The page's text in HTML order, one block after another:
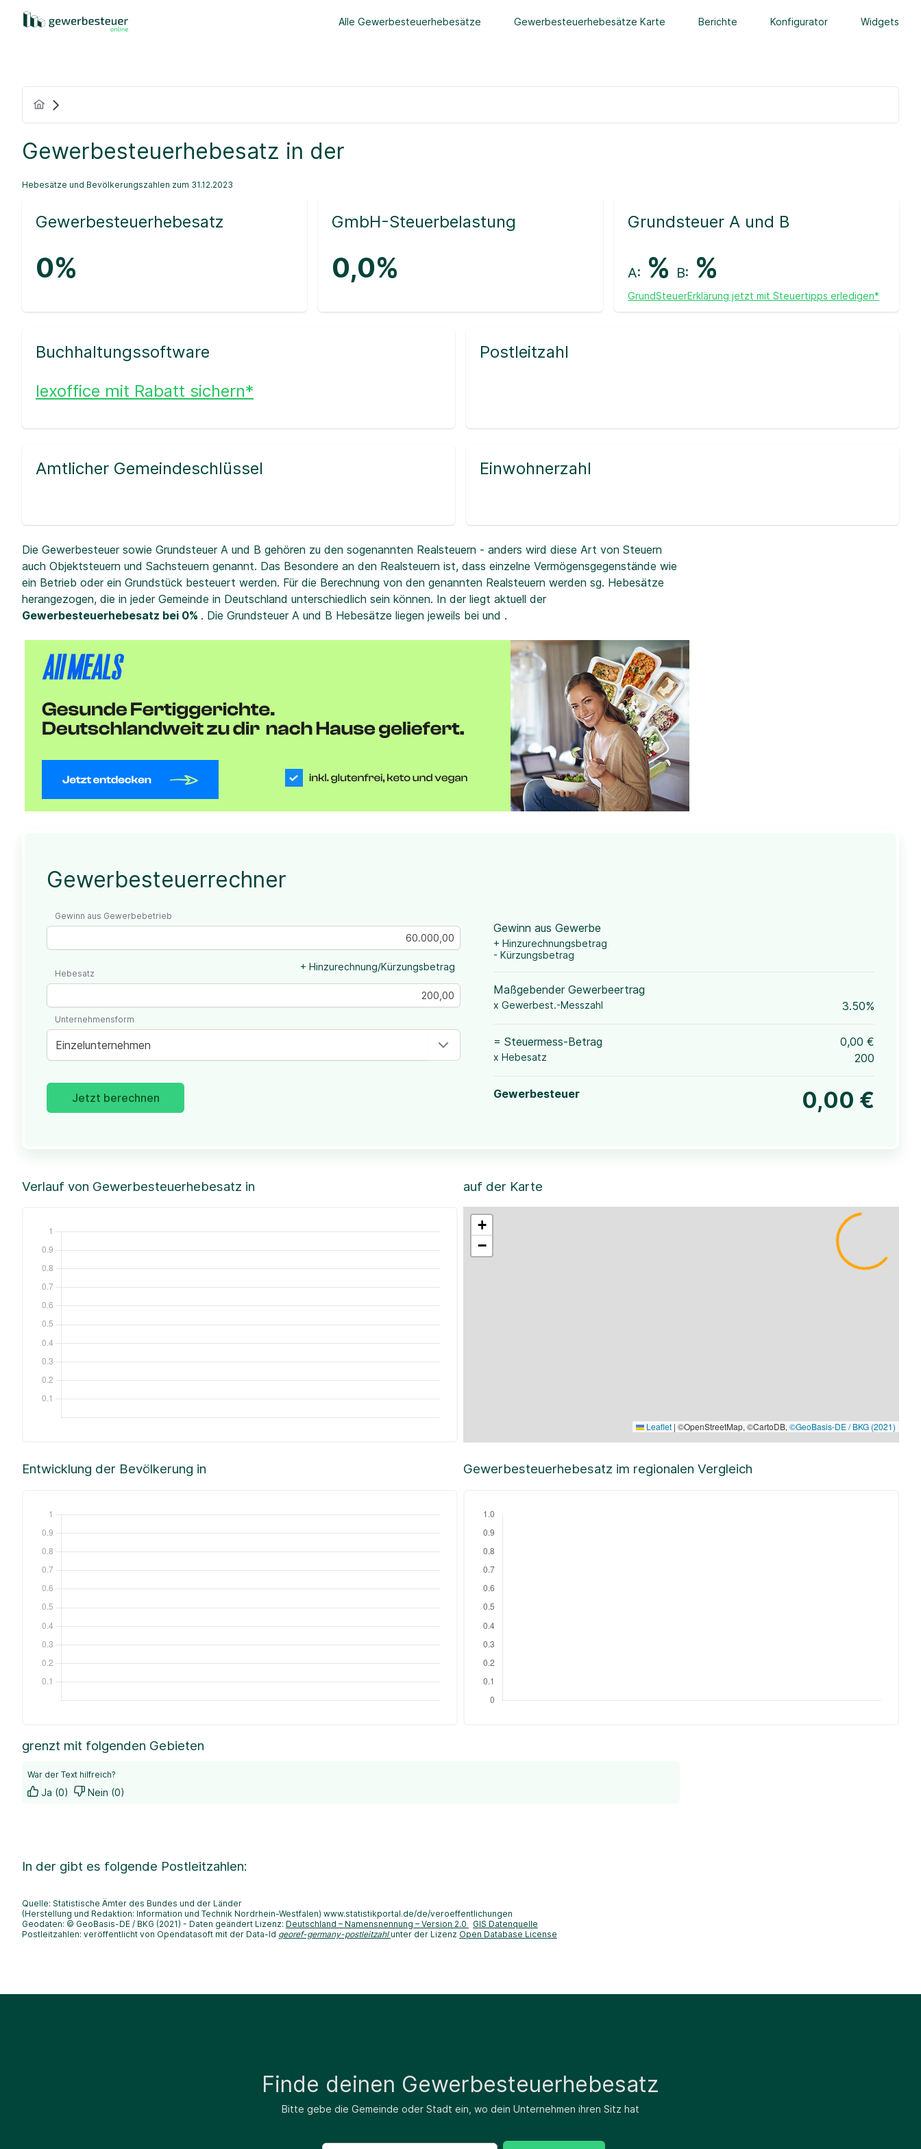
Alle Gewerbesteuerhebesätze Gewerbesteuerhebesätze Karte Berichte Konfigurator Widgets
Gewerbesteuerhebesatz in der
Hebesätze und Bevölkerungszahlen zum 31.12.2023
Gewerbesteuerhebesatz
0%
GmbH-Steuerbelastung
0,0%
Grundsteuer A und B
A: % B: %
GrundSteuerErklärung jetzt mit Steuertipps erledigen*
Buchhaltungssoftware
lexoffice mit Rabatt sichern*
Postleitzahl
Amtlicher Gemeindeschlüssel Einwohnerzahl
Die Gewerbesteuer sowie Grundsteuer A und B gehören zu den sogenannten Realsteuern - anders wird diese Art von Steuern
auch Objektsteuern und Sachsteuern genannt. Das Besondere an den Realsteuern ist, dass einzelne Vermögensgegenstände wie
ein Betrieb oder ein Grundstück besteuert werden. Für die Berechnung von den genannten Realsteuern werden sg. Hebesätze
herangezogen, die in jeder Gemeinde in Deutschland unterschiedlich sein können. In der liegt aktuell der
Gewerbesteuerhebesatz bei 0% . Die Grundsteuer A und B Hebesätze liegen jeweils bei und .
Gewerbesteuerrechner
Gewinn aus Gewerbebetrieb
+ Hinzurechnung/Kürzungsbetrag
Hebesatz
Einzelunternehmen
Unternehmensform
Jetzt berechnen
Gewinn aus Gewerbe
+ Hinzurechnungsbetrag
- Kürzungsbetrag
Maßgebender Gewerbeertrag
x Gewerbest.-Messzahl 3.50%
= Steuermess-Betrag 0,00 €
x Hebesatz 200
Gewerbesteuer 0,00 €
Verlauf von Gewerbesteuerhebesatz in auf der Karte
+
−
Leaflet | ©OpenStreetMap, ©CartoDB, ©GeoBasis-DE / BKG (2021)
Entwicklung der Bevölkerung in Gewerbesteuerhebesatz im regionalen Vergleich
grenzt mit folgenden Gebieten
War der Text hilfreich?
Ja (0) Nein (0)
In der gibt es folgende Postleitzahlen:
Quelle: Statistische Ämter des Bundes und der Länder
(Herstellung und Redaktion: Information und Technik Nordrhein-Westfalen) www.statistikportal.de/de/veroeffentlichungen
Geodaten: © GeoBasis-DE / BKG (2021) - Daten geändert Lizenz: Deutschland – Namensnennung – Version 2.0
GIS Datenquelle
Postleitzahlen: veröffentlicht von Opendatasoft mit der Data-Id georef-germany-postleitzahl unter der Lizenz Open Database License
Finde deinen Gewerbesteuerhebesatz
Bitte gebe die Gemeinde oder Stadt ein, wo dein Unternehmen ihren Sitz hat